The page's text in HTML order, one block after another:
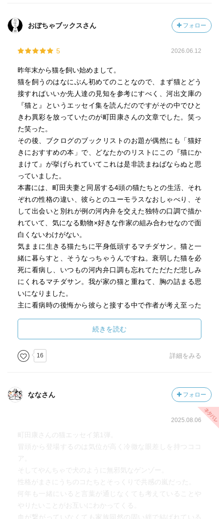
おぼちゃブックスさん フォロー
5 2026.06.12
昨年末から猫を飼い始めまして。
猫を飼うのはなにぶん初めてのことなので、まず猫とどう
接すればいいか先人達の見知を参考にすべく、河出文庫の
『猫と』というエッセイ集を読んだのですがその中でひと
きわ異彩を放っていたのが町田康さんの文章でした。笑っ
た笑った。
その後、ブクログのブックリストのお題が偶然にも「猫好
きにおすすめの本」で、どなたかのリストにこの『猫にか
まけて』が挙げられていてこれは是非読まねばならぬと思
っていました。
本書には、町田夫妻と同居する4頭の猫たちとの生活、それ
ぞれの性格の違い、彼らとのユーモラスなおしゃべり、そ
して出会いと別れが例の河内弁を交えた独特の口調で描か
れていて、気になる動物×好きな作家の組み合わせなので面
白くないわけがない。
気ままに生きる猫たちに平身低頭するマチダサン。猫と一
緒に暮らすと、そうなっちゃうんですね。衰弱した猫を必
死に看病し、いつもの河内弁口調も忘れてただただ悲しみ
にくれるマチダサン。我が家の猫と重ねて、胸の詰まる思
いになりました。
主に看病時の後悔から彼らと接する中で作者が考え至った
と接する際に限らず、普段の生活や親しい人たちとの関わ
り合う上でもとても大切な真理だと思いました。
さて、家帰ったら猫にかまけよっと。
続きを読む
16 詳細をみる
ななさん フォロー
2025.08.06
町田康さんの猫エッセイ第1弾。
冒頭から登場するのは気位が高く冷徹な眼差しを持つココ
ア。
そしてやんちゃで犬のように無邪気なゲンゾー。
性格がまさにうちのコたちとそっくりで共感の嵐だった。
何年も一緒にいると言葉が通じなくても考えていることや
やりたいことがお互いにわかってくる。
血が繋がっていなくても家族同然の固い絆で結ばれている